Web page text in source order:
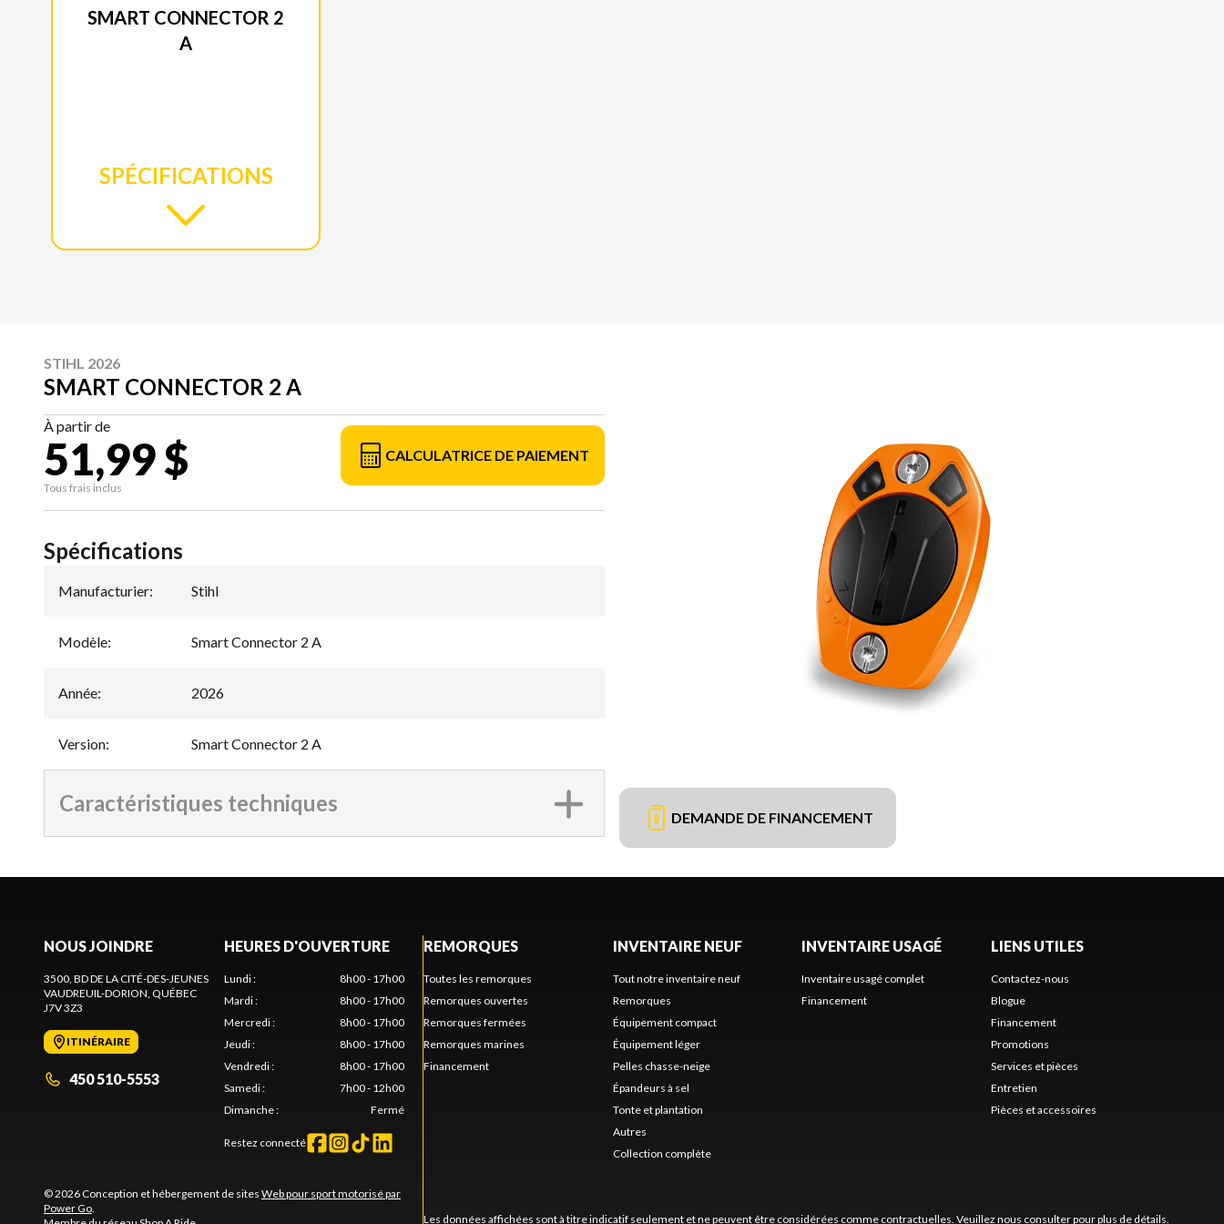
SMART CONNECTOR 2
A
SPÉCIFICATIONS
STIHL 2026
SMART CONNECTOR 2 A
À partir de
51,99 $
Tous frais inclus
CALCULATRICE DE PAIEMENT
DEMANDE DE FINANCEMENT
Spécifications
Manufacturier: Stihl
Modèle: Smart Connector 2 A
Année: 2026
Version: Smart Connector 2 A
Caractéristiques techniques
NOUS JOINDRE
3500, BD DE LA CITÉ-DES-JEUNES
VAUDREUIL-DORION, QUÉBEC
J7V 3Z3
ITINÉRAIRE
450 510-5553
HEURES D'OUVERTURE
Lundi:
8h00 - 17h00
Mardi:
8h00 - 17h00
Mercredi:
8h00 - 17h00
Jeudi:
8h00 - 17h00
Vendredi:
8h00 - 17h00
Samedi:
7h00 - 12h00
Dimanche: Fermé
Restez connecté
© 2026 Conception et hébergement de sites Web pour sport motorisé par
Power Go.
REMORQUES
Toutes les remorques
Remorques ouvertes
Remorques fermées
Remorques marines
Financement
INVENTAIRE NEUF
Tout notre inventaire neuf
Remorques
Équipement compact
Équipement léger
Pelles chasse-neige
Épandeurs à sel
Tonte et plantation
Autres
Collection complète
INVENTAIRE USAGÉ
Inventaire usagé complet
Financement
LIENS UTILES
Contactez-nous
Blogue
Financement
Promotions
Services et pièces
Entretien
Pièces et accessoires
Les données affichées sont à titre indicatif seulement et ne peuvent être considérées comme contractuelles. Veuillez nous consulter pour plus de détails.